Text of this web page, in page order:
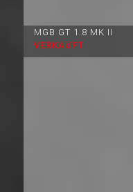
MGB GT 1.8 MK II
VERKAUFT